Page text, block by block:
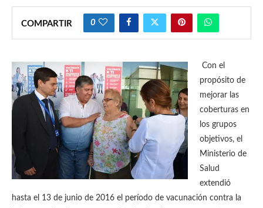
COMPARTIR 0
Con el
propósito de
mejorar las
coberturas en
los grupos
objetivos, el
Ministerio de
Salud
extendió
hasta el 13 de junio de 2016 el período de vacunación contra la